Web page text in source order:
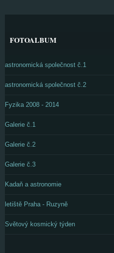
FOTOALBUM
astronomická společnost č.1
astronomická společnost č.2
Fyzika 2008 - 2014
Galerie č.1
Galerie č.2
Galerie č.3
Kadaň a astronomie
letiště Praha - Ruzyně
Světový kosmický týden